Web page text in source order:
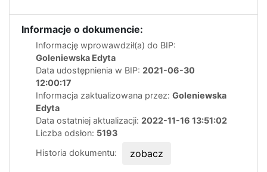
Informacje o dokumencie:
Informację wprowawdził(a) do BIP:
Goleniewska Edyta
Data udostępnienia w BIP: 2021-06-30
12:00:17
Informacja zaktualizowana przez: Goleniewska
Edyta
Data ostatniej aktualizacji: 2022-11-16 13:51:02
Liczba odsłon: 5193
Historia dokumentu:
zobacz